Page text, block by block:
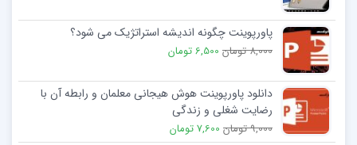
پاورپوینت چگونه اندیشه استراتژیک می شود؟
8,000 تومان 6,500 تومان
دانلود پاورپوینت هوش هیجانی معلمان و رابطه آن با
رضایت شغلی و زندگی
9,000 تومان 7,600 تومان